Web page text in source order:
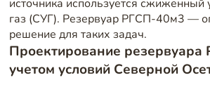
источника используется сжиженный
газ (СУГ). Резервуар РГСП-40м3 —
решение для таких задач.
Проектирование резервуара
учетом условий Северной